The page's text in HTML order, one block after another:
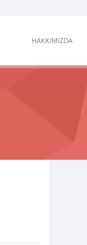
HAKKIMIZDA